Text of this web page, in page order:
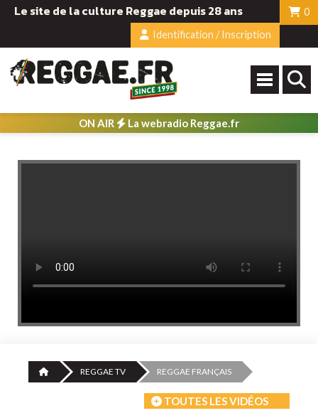
Le site de la culture Reggae depuis 28 ans
0
Identification / Inscription
ON AIR La webradio Reggae.fr
REGGAE TV REGGAE FRANÇAIS
TOUTES LES VIDÉOS